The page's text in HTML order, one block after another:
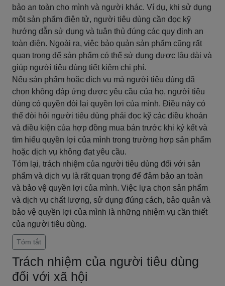
bảo an toàn cho mình và người khác. Ví dụ, khi sử dụng
một sản phẩm điện tử, người tiêu dùng cần đọc kỹ
hướng dẫn sử dụng và tuân thủ đúng các quy định an
toàn điện. Ngoài ra, việc bảo quản sản phẩm cũng rất
quan trọng để sản phẩm có thể sử dụng được lâu dài và
giúp người tiêu dùng tiết kiệm chi phí.
Nếu sản phẩm hoặc dịch vụ mà người tiêu dùng đã
chọn không đáp ứng được yêu cầu của họ, người tiêu
dùng có quyền đòi lại quyền lợi của mình. Điều này có
thể đòi hỏi người tiêu dùng phải đọc kỹ các điều khoản
và điều kiện của hợp đồng mua bán trước khi ký kết và
tìm hiểu quyền lợi của mình trong trường hợp sản phẩm
hoặc dịch vụ không đạt yêu cầu.
Tóm lại, trách nhiệm của người tiêu dùng đối với sản
phẩm và dịch vụ là rất quan trọng để đảm bảo an toàn
và bảo vệ quyền lợi của mình. Việc lựa chọn sản phẩm
và dịch vụ chất lượng, sử dụng đúng cách, bảo quản và
bảo vệ quyền lợi của mình là những nhiệm vụ cần thiết
của người tiêu dùng.
Tóm tắt
Trách nhiệm của người tiêu dùng
đối với xã hội